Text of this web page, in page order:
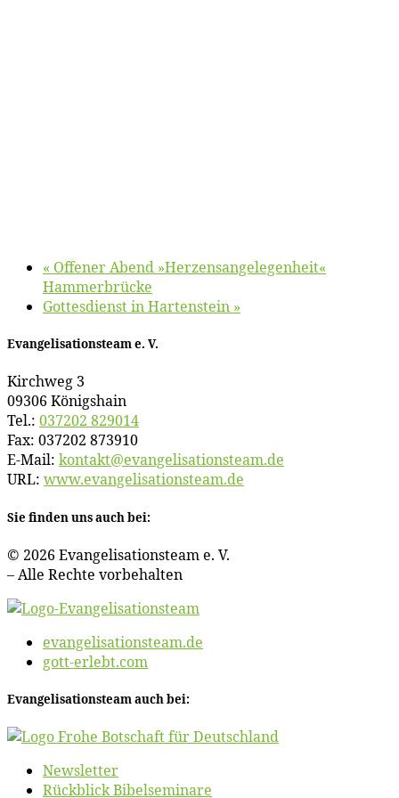
« Of­fe­ner Abend »Her­zens­an­ge­le­gen­heit«
Hammerbrücke
Got­tes­dienst in Hartenstein »
Evan­ge­li­sa­ti­ons­team e. V.
Kirch­weg 3
09306 Königshain
Tel.: 037202 829014
Fax: 037202 873910
E‑Mail: kontakt@​evangelisationsteam.​de
URL: www​.evan​ge​li​sa​ti​ons​team​.de
Sie fin­den uns auch bei:
© 2026 Evan­ge­li­sa­ti­ons­team e. V.
– Al­le Rech­te vorbehalten
evangelisationsteam.de
gott-erlebt.com
Evan­ge­li­sa­ti­ons­team auch bei:
News­let­ter
Rück­blick Bibelseminare